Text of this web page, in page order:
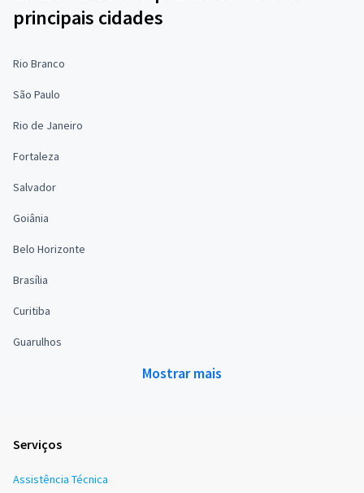
principais cidades
Rio Branco
São Paulo
Rio de Janeiro
Fortaleza
Salvador
Goiânia
Belo Horizonte
Brasília
Curitiba
Guarulhos
Mostrar mais
Serviços
Assistência Técnica